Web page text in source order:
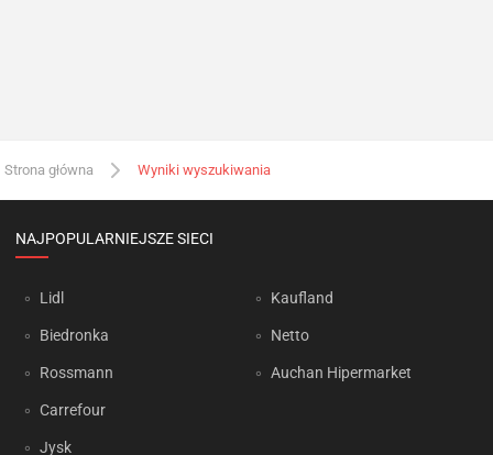
Strona główna Wyniki wyszukiwania
NAJPOPULARNIEJSZE SIECI
Lidl
Biedronka
Rossmann
Carrefour
Jysk
Kaufland
Netto
Auchan Hipermarket